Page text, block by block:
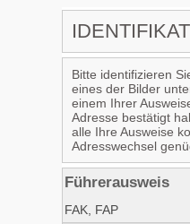
Bitte identifizieren
eines der Bilder
einem Ihrer
Adresse bestätigt
alle Ihre Ausweise
Adresswechsel
Führerausweis
FAK, FAP